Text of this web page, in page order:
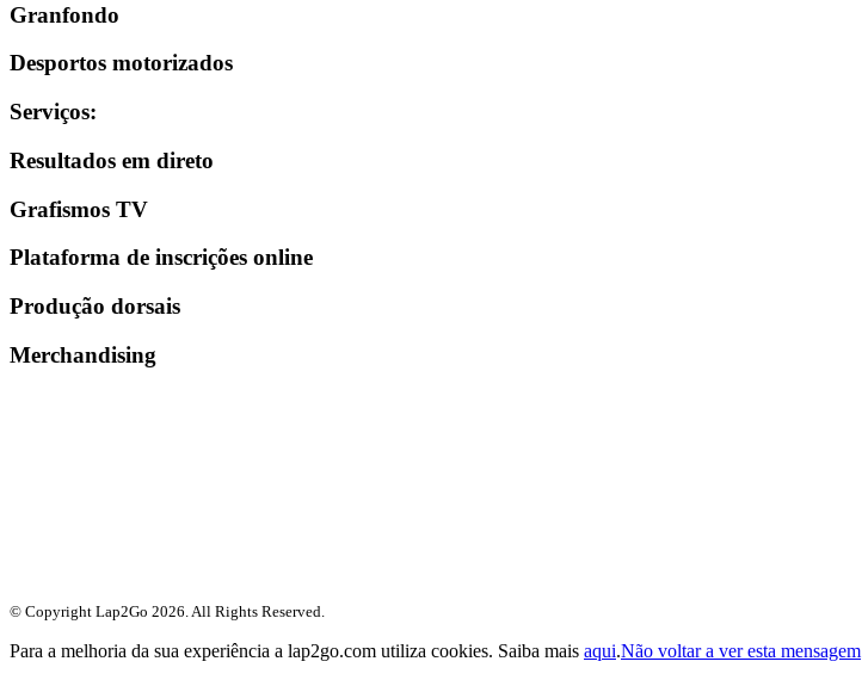
Granfondo
Desportos motorizados
Serviços:
Resultados em direto
Grafismos TV
Plataforma de inscrições online
Produção dorsais
Merchandising
© Copyright Lap2Go 2026. All Rights Reserved.
Para a melhoria da sua experiência a lap2go.com utiliza cookies. Saiba mais aqui.Não voltar a ver esta mensagem